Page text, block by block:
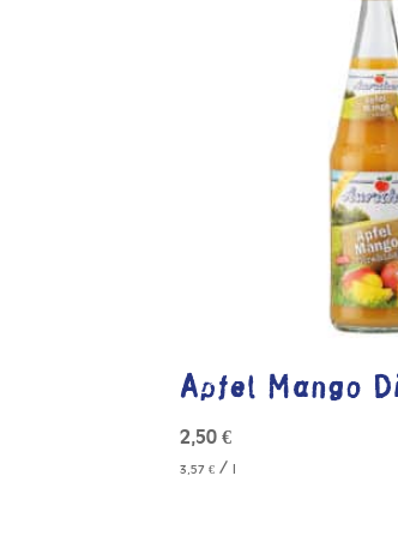
Apfel Mango
2,50€
3,57€ /